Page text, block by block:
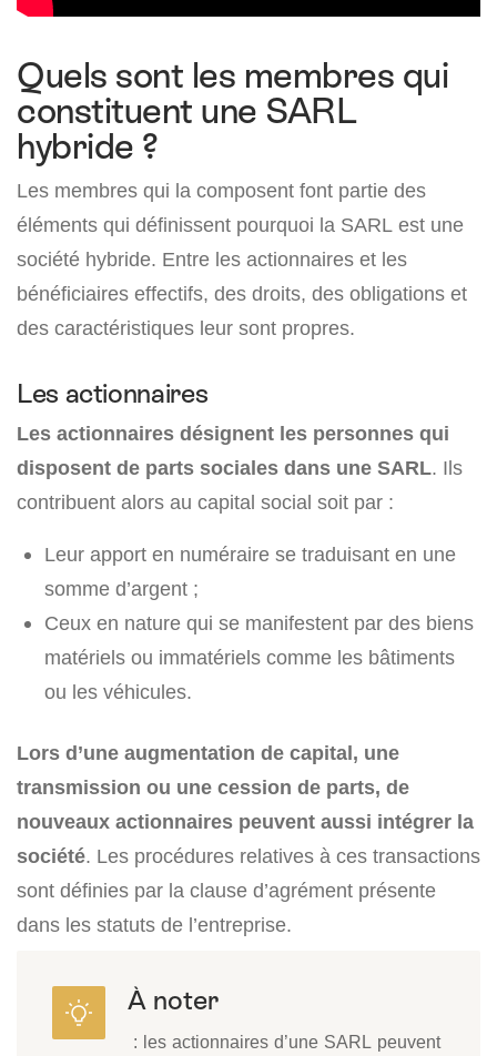
Quels sont les membres qui
constituent une SARL
hybride ?
Les membres qui la composent font partie des
éléments qui définissent pourquoi la SARL est une
société hybride. Entre les actionnaires et les
bénéficiaires effectifs, des droits, des obligations et
des caractéristiques leur sont propres.
Les actionnaires
Les actionnaires désignent les personnes qui
disposent de parts sociales dans une SARL. Ils
contribuent alors au capital social soit par :
Leur apport en numéraire se traduisant en une
somme d’argent ;
Ceux en nature qui se manifestent par des biens
matériels ou immatériels comme les bâtiments
ou les véhicules.
Lors d’une augmentation de capital, une
transmission ou une cession de parts, de
nouveaux actionnaires peuvent aussi intégrer la
société. Les procédures relatives à ces transactions
sont définies par la clause d’agrément présente
dans les statuts de l’entreprise.
À noter
: les actionnaires d’une SARL peuvent